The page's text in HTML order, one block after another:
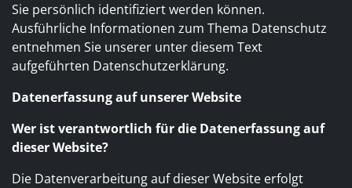
Sie persönlich identifiziert werden können.
Ausführliche Informationen zum Thema Datenschutz
entnehmen Sie unserer unter diesem Text
aufgeführten Datenschutzerklärung.
Datenerfassung auf unserer Website
Wer ist verantwortlich für die Datenerfassung auf
dieser Website?
Die Datenverarbeitung auf dieser Website erfolgt